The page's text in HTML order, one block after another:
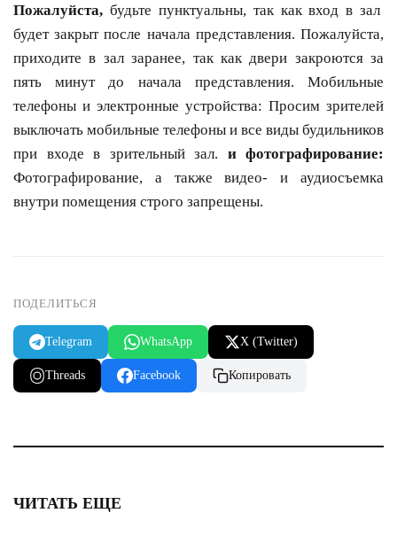
Пожалуйста, будьте пунктуальны, так как вход в зал
будет закрыт после начала представления. Пожалуйста,
приходите в зал заранее, так как двери закроются за
пять минут до начала представления. Мобильные
телефоны и электронные устройства: Просим зрителей
выключать мобильные телефоны и все виды будильников
при входе в зрительный зал. и фотографирование:
Фотографирование, а также видео- и аудиосъемка
внутри помещения строго запрещены.
ПОДЕЛИТЬСЯ
Telegram WhatsApp X (Twitter)
Threads Facebook Копировать
ЧИТАТЬ ЕЩЕ